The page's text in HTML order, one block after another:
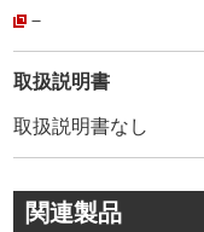
安心してご利用頂けま
・
弊社販売品は【HASI
模造品は、鋼材の選
管理が雑です。
その為、著しく耐久
模造品には、HASI
－
取扱説明書
取扱説明書なし
関連製品